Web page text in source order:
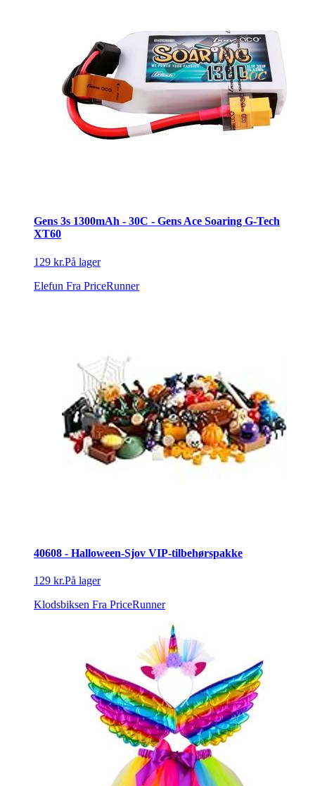
Gens 3s 1300mAh - 30C - Gens Ace Soaring G-Tech
XT60
129 kr.På lager
Elefun Fra PriceRunner
40608 - Halloween-Sjov VIP-tilbehørspakke
129 kr.På lager
Klodsbiksen Fra PriceRunner